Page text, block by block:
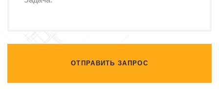
ОТПРАВИТЬ ЗАПРОС